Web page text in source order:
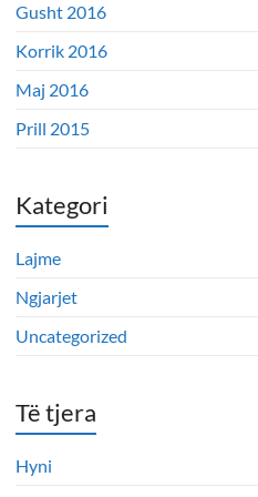
Gusht 2016
Korrik 2016
Maj 2016
Prill 2015
Kategori
Lajme
Ngjarjet
Uncategorized
Të tjera
Hyni